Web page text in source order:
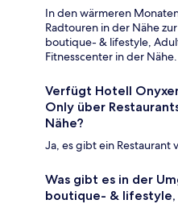
In den wärmeren
Radtouren in der Nähe
boutique- & lifestyle,
Fitnesscenter in der Nähe.
Verfügt Hotell
Only über
Nähe?
Ja, es gibt ein Restaurant
Was gibt es in der
boutique- & lifestyle,